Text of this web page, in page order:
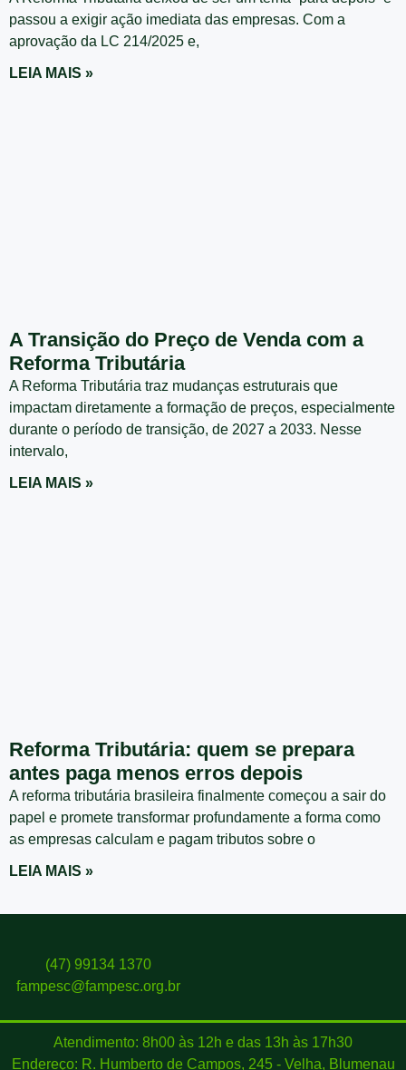
passou a exigir ação imediata das empresas. Com a
aprovação da LC 214/2025 e,
LEIA MAIS »
A Transição do Preço de Venda com a
Reforma Tributária
A Reforma Tributária traz mudanças estruturais que
impactam diretamente a formação de preços, especialmente
durante o período de transição, de 2027 a 2033. Nesse
intervalo,
LEIA MAIS »
Reforma Tributária: quem se prepara
antes paga menos erros depois
A reforma tributária brasileira finalmente começou a sair do
papel e promete transformar profundamente a forma como
as empresas calculam e pagam tributos sobre o
LEIA MAIS »
(47) 99134 1370
fampesc@fampesc.org.br
Atendimento: 8h00 às 12h e das 13h às 17h30
Endereço: R. Humberto de Campos, 245 - Velha, Blumenau